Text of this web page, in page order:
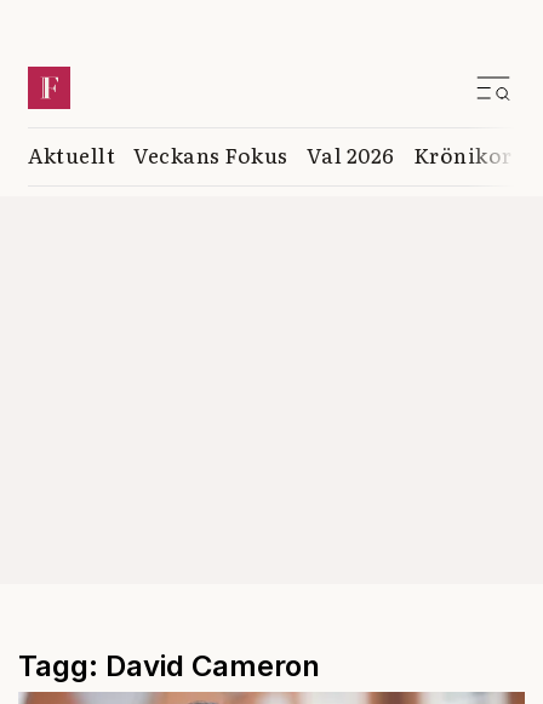
Aktuellt Veckans Fokus Val 2026 Krönikor
Tagg: David Cameron